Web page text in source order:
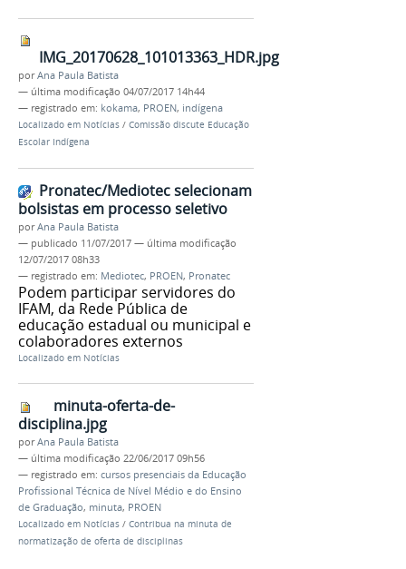
IMG_20170628_101013363_HDR.jpg
porAna Paula Batista
— última modificação 04/07/2017 14h44
— registrado em: kokama, PROEN, indígena
Localizado em Notícias / Comissão discute Educação
Escolar Indígena
Pronatec/Mediotec selecionam
bolsistas em processo seletivo
porAna Paula Batista
— publicado 11/07/2017 — última modificação
12/07/2017 08h33
— registrado em: Mediotec, PROEN, Pronatec
Podem participar servidores do
IFAM, da Rede Pública de
educação estadual ou municipal e
colaboradores externos
Localizado em Notícias
minuta-oferta-de-
disciplina.jpg
porAna Paula Batista
— última modificação 22/06/2017 09h56
— registrado em: cursos presenciais da Educação
Profissional Técnica de Nível Médio e do Ensino
de Graduação, minuta, PROEN
Localizado em Notícias / Contribua na minuta de
normatização de oferta de disciplinas